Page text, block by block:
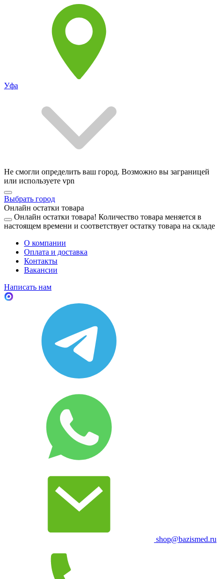
Уфа
Не смогли определить ваш город. Возможно вы заграницей
или используете vpn
Выбрать город
Онлайн остатки товара
Онлайн остатки товара! Количество товара меняется в
настоящем времени и соответствует остатку товара на складе
О компании
Оплата и доставка
Контакты
Вакансии
Написать нам
shop@bazismed.ru